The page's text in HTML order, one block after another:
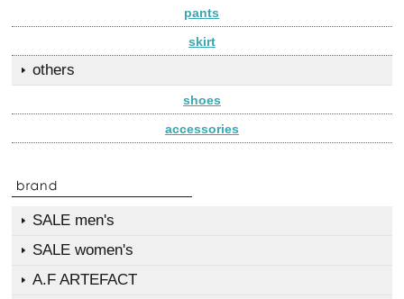
pants
skirt
others
shoes
accessories
SALE men's
SALE women's
A.F ARTEFACT